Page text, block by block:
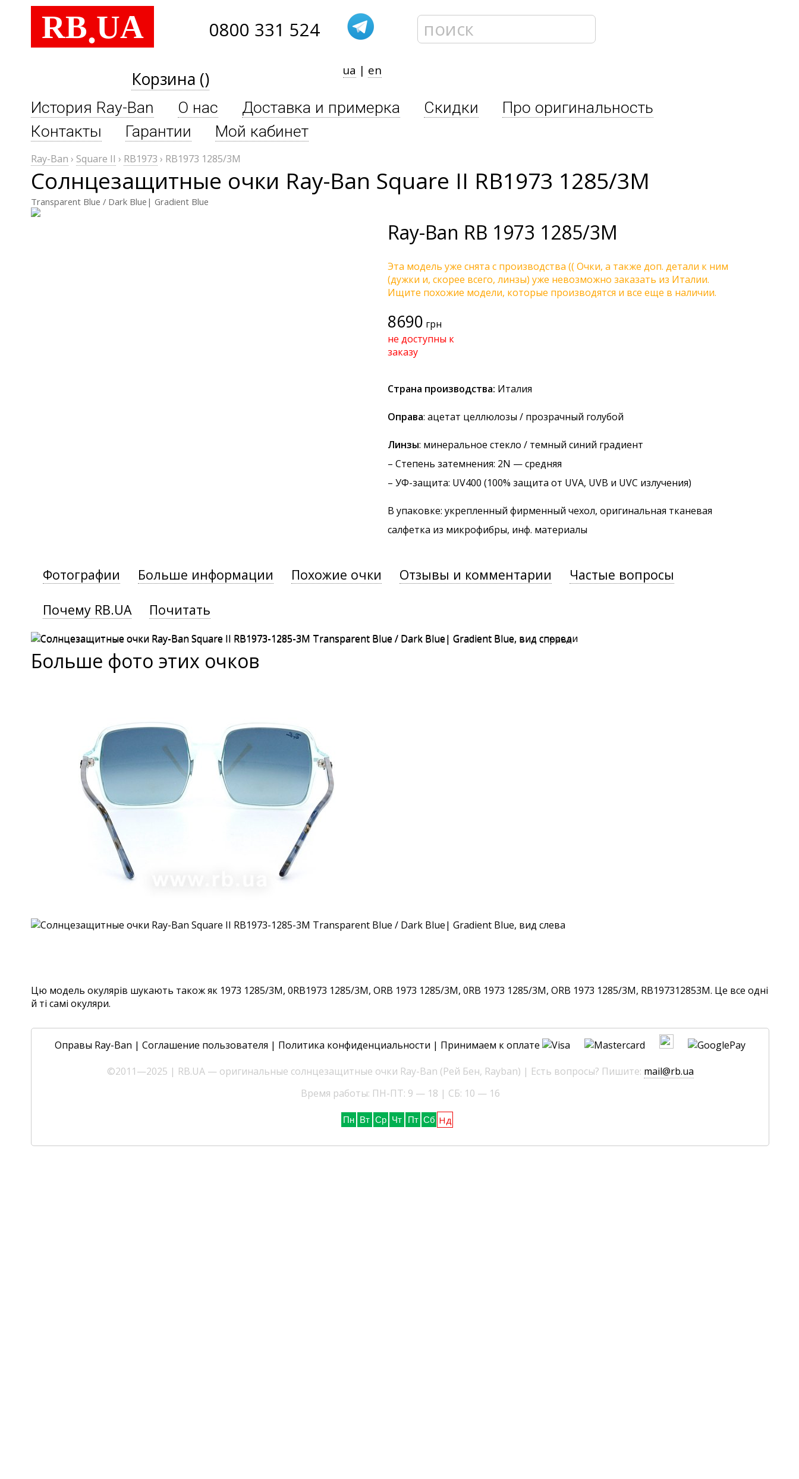
RB.UA 0800 331 524
Корзина () ua | en
История Ray-Ban О нас Доставка и примерка Скидки
Про оригинальность
Контакты
Гарантии Мой кабинет
Ray-Ban › Square II › RB1973 › RB1973 1285/3M
Солнцезащитные очки Ray-Ban Square II RB1973 1285/3M
Transparent Blue / Dark Blue| Gradient Blue
Ray-Ban RB 1973 1285/3M
Эта модель уже снята с производства (( Очки, а также доп. детали к ним
(дужки и, скорее всего, линзы) уже невозможно заказать из Италии.
Ищите похожие модели, которые производятся и все еще в наличии.
8690 грн
не доступны к
заказу
Страна производства: Италия
Оправа: ацетат целлюлозы / прозрачный голубой
Линзы: минеральное стекло / темный синий градиент
– Степень затемнения: 2N — средняя
– УФ-защита: UV400 (100% защита от UVA, UVB и UVC излучения)
В упаковке: укрепленный фирменный чехол, оригинальная тканевая
салфетка из микрофибры, инф. материалы
Фотографии Больше информации Похожие очки Отзывы и комментарии Частые вопросы
Почему RB.UA Почитать
Больше фото этих очков
Цю модель окулярів шукають також як 1973 1285/3M, 0RB1973 1285/3M, ORB 1973 1285/3M, 0RB 1973 1285/3M, ORB 1973 1285/3M, RB197312853M. Це все одні
й ті самі окуляри.
Оправы Ray-Ban | Соглашение пользователя | Политика конфиденциальности | Принимаем к оплате
©2011—2025 | RB.UA — оригинальные солнцезащитные очки Ray-Ban (Рей Бен, Rayban) | Есть вопросы? Пишите: mail@rb.ua
Время работы: ПН-ПТ: 9 — 18 | СБ: 10 — 16
Пн Вт Ср Чт Пт Сб Нд